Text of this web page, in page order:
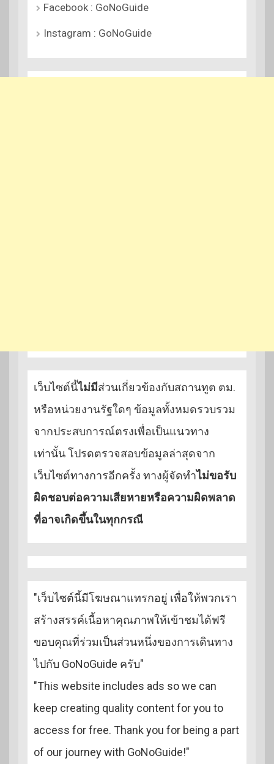
Facebook : GoNoGuide
Instagram : GoNoGuide
เว็บไซต์นี้ไม่มีส่วนเกี่ยวข้องกับสถานทูต ตม.
หรือหน่วยงานรัฐใดๆ ข้อมูลทั้งหมดรวบรวม
จากประสบการณ์ตรงเพื่อเป็นแนวทาง
เท่านั้น โปรดตรวจสอบข้อมูลล่าสุดจาก
เว็บไซต์ทางการอีกครั้ง ทางผู้จัดทำไม่ขอรับ
ผิดชอบต่อความเสียหายหรือความผิดพลาด
ที่อาจเกิดขึ้นในทุกกรณี
"เว็บไซต์นี้มีโฆษณาแทรกอยู่ เพื่อให้พวกเรา
สร้างสรรค์เนื้อหาคุณภาพให้เข้าชมได้ฟรี
ขอบคุณที่ร่วมเป็นส่วนหนึ่งของการเดินทาง
ไปกับ GoNoGuide ครับ"
"This website includes ads so we can
keep creating quality content for you to
access for free. Thank you for being a part
of our journey with GoNoGuide!"